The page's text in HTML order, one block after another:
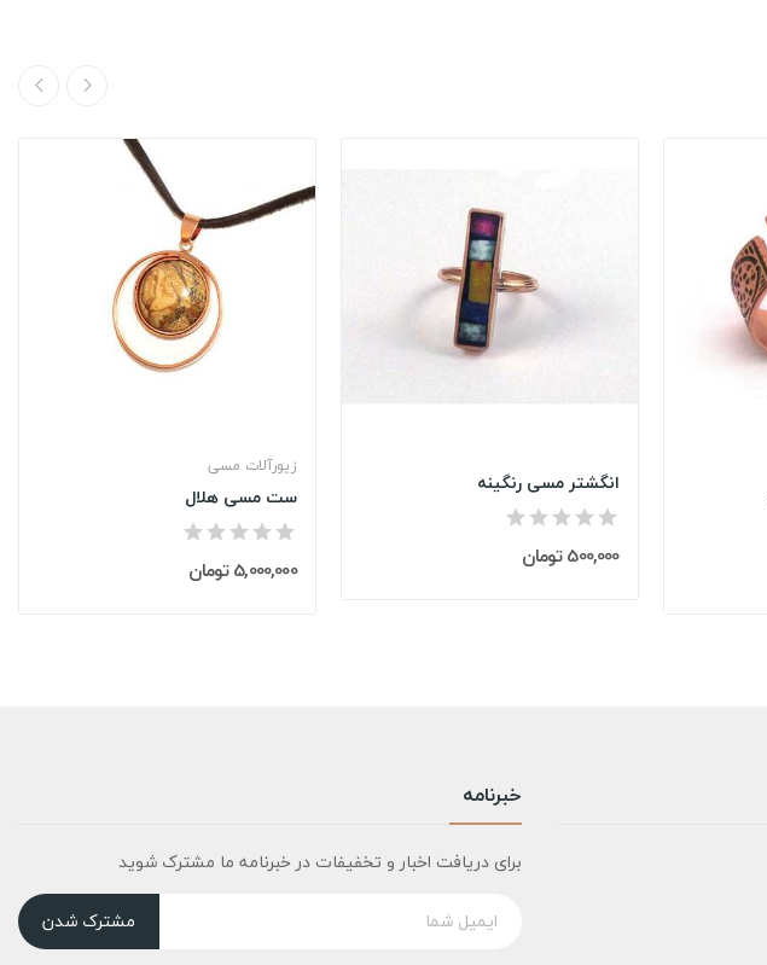
زیورآلات مسی
ست مسی هلال
5,000,000 تومان
انگشتر مسی رنگینه
500,000 تومان
خبرنامه
برای دریافت اخبار و تخفیفات در خبرنامه ما مشترک شوید
مشترک شدن